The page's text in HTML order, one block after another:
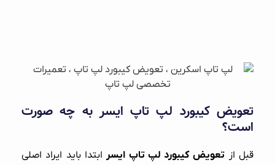
تعویض کیبورد لپ تاپ ایسر به چه صورت
است؟
قبل از تعویض کیبورد لپ‌ تاپ ایسر ابتدا باید ایراد اصلی